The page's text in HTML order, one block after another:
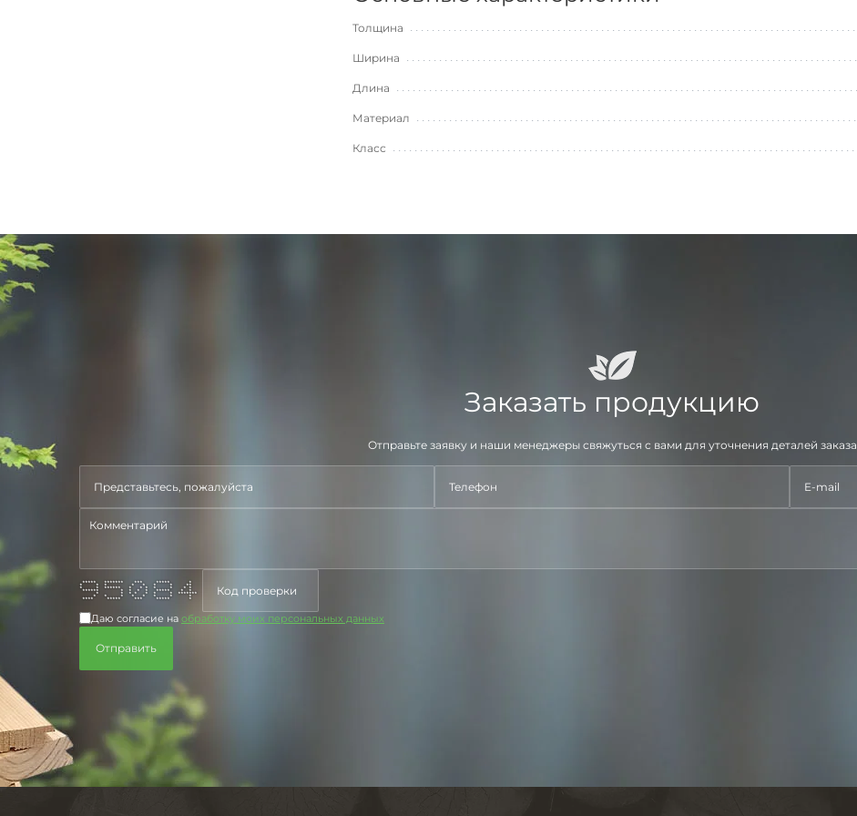
Толщина
Ширина
Длина
Материал
Класс
Заказать продукцию
Отправьте заявку и наши менеджеры свяжуться с вами для уточнения деталей заказа
***** ******* *** ***** *
* * * * * * * **
* * ****** * * * * * * *
****** * * * * ***** * *
* * * * * * * *******
* * * * * * * *
**** ***** *** ***** *
Даю согласие на обработку моих персональных данных